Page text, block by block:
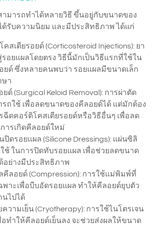
มารถทำได้หลายวิธี ขึ้นอยู่กับขนาดของ
ด้รับความนิยม และมีประสิทธิภาพ ได้แก่
สเตียรอยด์ (Corticosteroid Injections): ยา
รอยแผลโดยตรง วิธีนี้มักเป็นวิธีแรกที่ใช้ใน
ยด์ ซึ่งหลายคนพบว่า รอยแผลมีขนาดเล็ก
ษา
ด์ (Surgical Keloid Removal): การผ่าตัด
รถใช้ เพื่อลดขนาดของคีลอยด์ได้ แต่มักต้อง
ฉีดคอร์ติโคสเตียรอยด์หรือวิธีอื่นๆ เพื่อลด
ารเกิดคีลอยด์ใหม่
ดรอยแผล (Silicone Dressings): แผ่นซิลิ
ช้ ในการปิดทับรอยแผล เพื่อช่วยลดขนาด
อย่างมีประสิทธิภาพ
คีลอยด์ (Compression): การใช้แม่พิมพ์ที่
พาะเพื่อบีบอัดรอยแผล ทำให้คีลอยด์ยุบตัว
นไปได้
วามเย็น (Cryotherapy): การใช้ไนโตรเจน
อทำให้คีลอยด์เย็นลง จะช่วยส่งผลให้ขนาด